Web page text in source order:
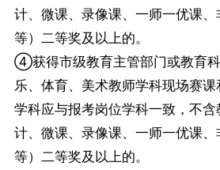
计、微课、录像课、一师一优课
等）二等奖及以上的。
④获得市级教育主管部门或教育
乐、体育、美术教师学科现场赛
学科应与报考岗位学科一致，不
计、微课、录像课、一师一优课
等）二等奖及以上的。